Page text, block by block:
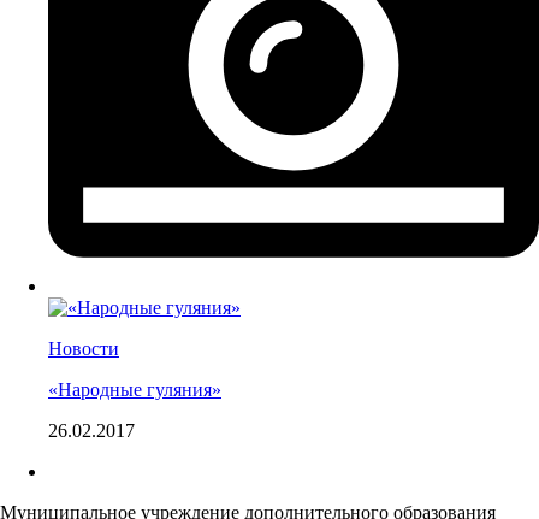
Новости
«Народные гуляния»
26.02.2017
Муниципальное учреждение дополнительного образования